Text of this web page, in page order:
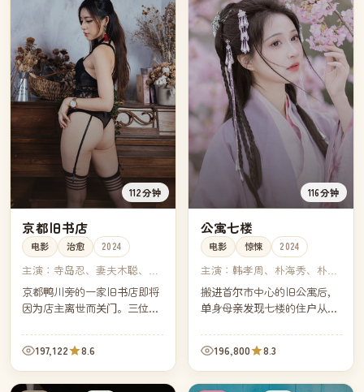
112分钟
京都旧书店
电影 治愈 2024
主演：寺岛忍、妻夫木聪、多
部未华子、永山瑛太
京都鸭川旁的一家旧书店即将
因为店主离世而关门。三位常
几万册书一一整理、写下小卡
片、再赠送出去。
197,122 8.6
116分钟
公寓七楼
电影 惊悚 2024
主演： 韩孝周、朴海秀、朴熙
顺、金宣虎
搬进首尔市中心的旧公寓后，
单身母亲发现七楼的住户从未
铃，把她带进了这栋楼三十年
来没人想再翻开的一段历史。
196,800 8.3